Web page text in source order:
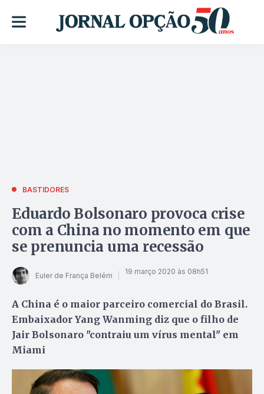
BASTIDORES
Eduardo Bolsonaro provoca crise
com a China no momento em que
se prenuncia uma recessão
Euler de França Belém 19 março 2020 às 08h51
A China é o maior parceiro comercial do Brasil.
Embaixador Yang Wanming diz que o filho de
Jair Bolsonaro "contraiu um vírus mental" em
Miami